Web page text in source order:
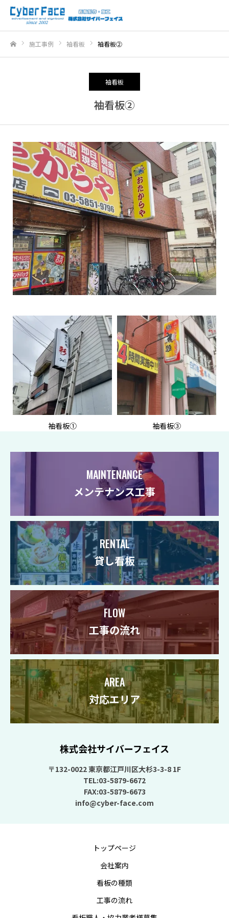
施工事例 袖看板 袖看板②
袖看板
袖看板②
袖看板① 袖看板③
MAINTENANCE
メンテナンス工事
RENTAL
貸し看板
FLOW
工事の流れ
AREA
対応エリア
株式会社サイバーフェイス
〒132-0022 東京都江戸川区大杉3-3-8 1F
TEL:03-5879-6672
FAX:03-5879-6673
info@cyber-face.com
トップページ
会社案内
看板の種類
工事の流れ